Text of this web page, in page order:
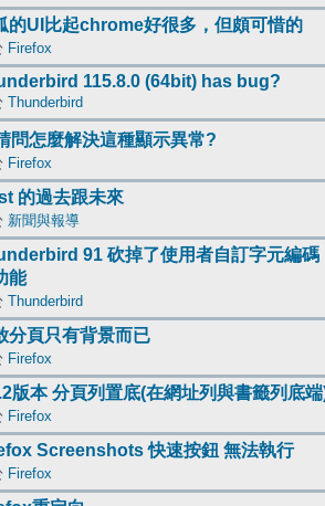
的UI比起chrome好很多，但頗可惜的
Firefox
115.8.0 (64bit) has bug?
Thunderbird
問怎麼解決這種顯示異常?
Firefox
的過去跟未來
新聞與報導
91 砍掉了使用者自訂字元編碼
能
Thunderbird
分頁只有背景而已
Firefox
版本 分頁列置底(在網址列與書籤列底
Firefox
Screenshots 快速按鈕 無法執行
Firefox